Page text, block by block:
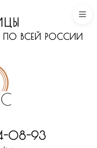
ВСЕЙ РОССИИ
08-93